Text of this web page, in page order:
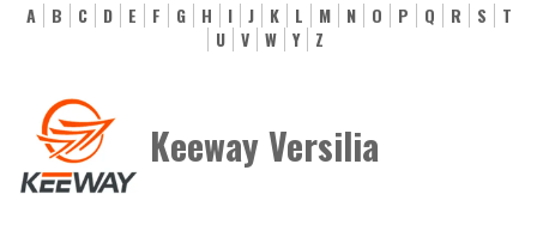
A B C D E F G H I J K L M N O P Q R S
T
U
V W Y Z
Keeway Versilia